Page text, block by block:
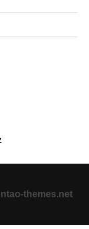
themes.net